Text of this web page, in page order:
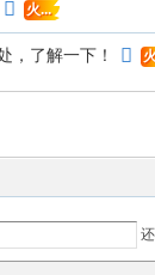
火...
，了解一下！